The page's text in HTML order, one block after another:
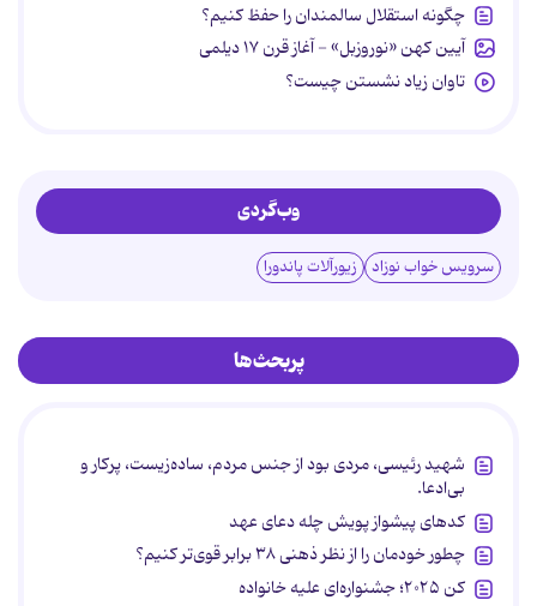
چگونه استقلال سالمندان را حفظ کنیم؟
آیین کهن «نوروزبل» - آغاز قرن ۱۷ دیلمی
تاوان زیاد نشستن چیست؟
وب‌گردی
سرویس خواب نوزاد زیورآلات پاندورا
پربحث‌ها
شهید رئیسی، مردی بود از جنس مردم، ساده‌زیست، پرکار و
بی‌ادعا.
کدهای پیشواز پویش چله دعای عهد
چطور خودمان را از نظر ذهنی ۳۸ برابر قوی‌تر کنیم؟
کن ۲۰۲۵؛ جشنواره‌ای علیه خانواده